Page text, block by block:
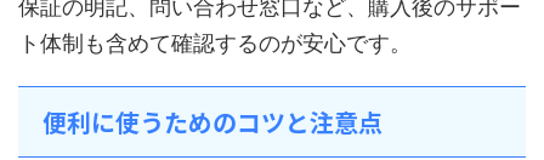
保証の明記、問い合わせ窓口など、購入後のサポー
ト体制も含めて確認するのが安心です。
便利に使うためのコツと注意点